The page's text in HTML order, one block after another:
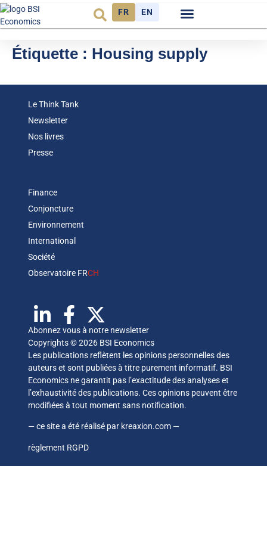
FR EN
Étiquette : Housing supply
Le Think Tank
Newsletter
Nos livres
Presse
Finance
Conjoncture
Environnement
International
Société
Observatoire FRCH
Abonnez vous à notre newsletter
Copyrights © 2026 BSI Economics
Les publications reflètent les opinions personnelles des
auteurs et sont publiées à titre purement informatif. BSI
Economics ne garantit pas l’exactitude des analyses et
l’exhaustivité des publications. Ces opinions peuvent être
modifiées à tout moment sans notification.
— ce site a été réalisé par kreaxion.com —
règlement RGPD